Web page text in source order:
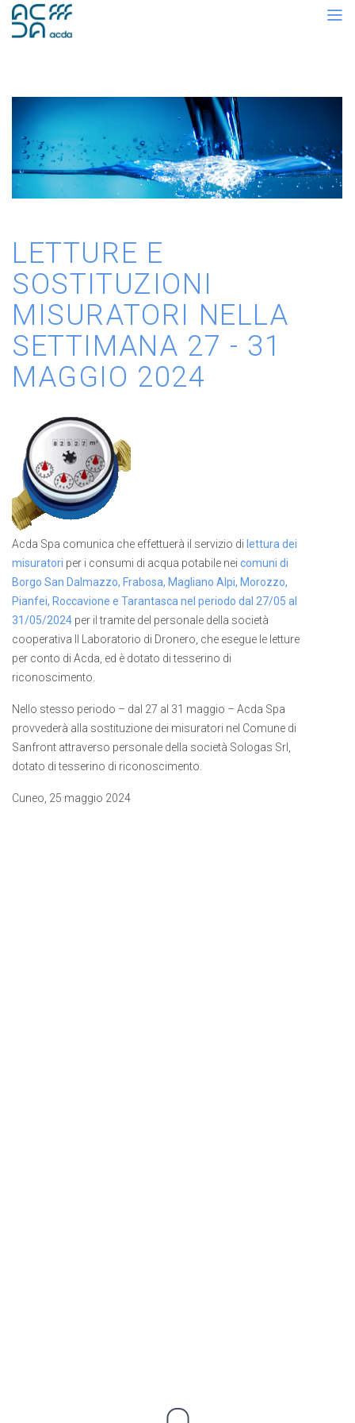
LETTURE E
SOSTITUZIONI
MISURATORI NELLA
SETTIMANA 27 - 31
MAGGIO 2024
Acda Spa comunica che effettuerà il servizio di lettura dei
misuratori per i consumi di acqua potabile nei comuni di
Borgo San Dalmazzo, Frabosa, Magliano Alpi, Morozzo,
Pianfei, Roccavione e Tarantasca nel periodo dal 27/05 al
31/05/2024 per il tramite del personale della società
cooperativa Il Laboratorio di Dronero, che esegue le letture
per conto di Acda, ed è dotato di tesserino di
riconoscimento.
Nello stesso periodo – dal 27 al 31 maggio – Acda Spa
provvederà alla sostituzione dei misuratori nel Comune di
Sanfront attraverso personale della società Sologas Srl,
dotato di tesserino di riconoscimento.
Cuneo, 25 maggio 2024